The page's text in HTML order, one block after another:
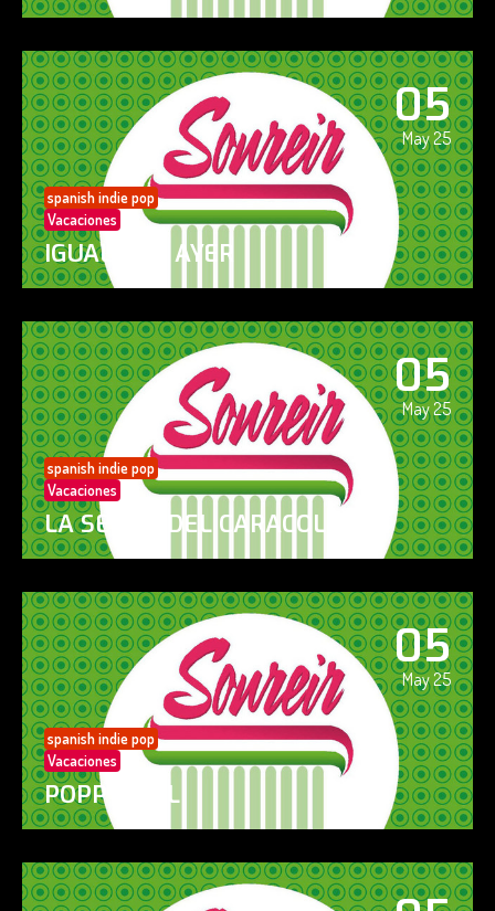
05
May 25
spanish indie pop
Vacaciones
IGUAL QUE AYER
05
May 25
spanish indie pop
Vacaciones
LA SENDA DEL CARACOL
05
May 25
spanish indie pop
Vacaciones
POPPY GIRL